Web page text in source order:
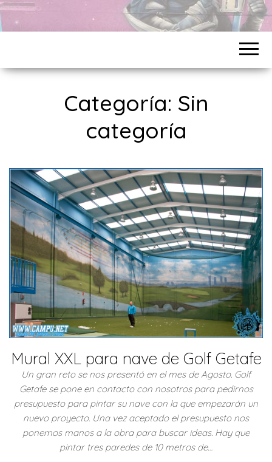
Categoría: Sin
categoría
Mural XXL para nave de Golf Getafe
Un gran reto se nos presentó en el mes de Agosto. Golf
Getafe se pone en contacto con nosotros para pedirnos
presupuesto para pintar su nave con la que empezarán un
nuevo proyecto. Una vez aceptado el presupuesto nos
ponemos manos a la obra para buscar ideas. Hay que
pintar tres paredes de 10 metros de…